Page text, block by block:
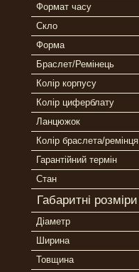
Формат часу
Скло
Форма
Браслет/Ремінець
Колір корпусу
Колір циферблату
Ланцюжок
Колір браслета/ремінця
Гарантійний термін
Стан
Габаритні розміри
Діаметр
Ширина
Товщина